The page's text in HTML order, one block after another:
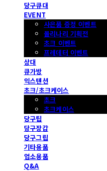
당구큐대
EVENT
사은품 증정 이벤트
몰리나리 기획전
초크 이벤트
프레데터 이벤트
상대
큐가방
익스텐션
초크/초크케이스
초크
초크케이스
당구팁
당구장갑
당구그립
기타용품
업소용품
Q&A